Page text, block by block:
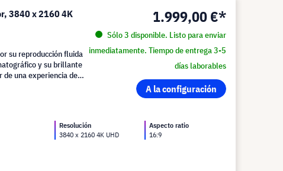
3840 x 2160 4K
1.999,00 €*
Sólo 3 disponible. Listo para enviar
inmediatamente. Tiempo de entrega 3-5
días laborables
A la configuración
su reproducción fluida
y su brillante
una experiencia de
Resolución
3840 x 2160 4K UHD
Aspecto ratio
16:9